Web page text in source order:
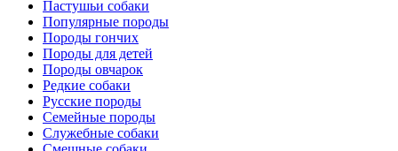
Пастушьи собаки
Популярные породы
Породы гончих
Породы для детей
Породы овчарок
Редкие собаки
Русские породы
Семейные породы
Служебные собаки